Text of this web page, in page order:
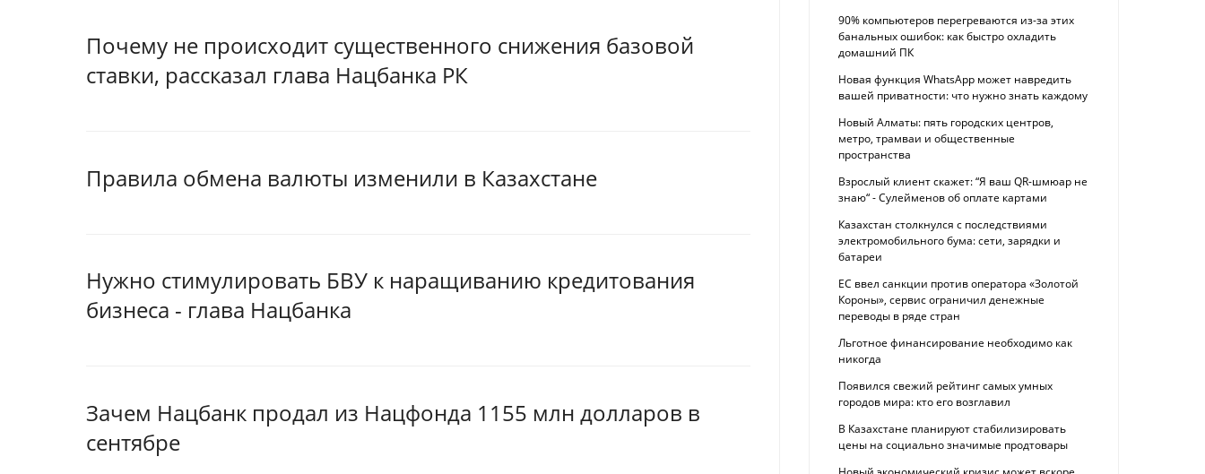
Почему не происходит существенного снижения базовой
ставки, рассказал глава Нацбанка РК
Правила обмена валюты изменили в Казахстане
Нужно стимулировать БВУ к наращиванию кредитования
бизнеса - глава Нацбанка
Зачем Нацбанк продал из Нацфонда 1155 млн долларов в
сентябре
90% компьютеров перегреваются из-за этих
банальных ошибок: как быстро охладить
домашний ПК
Новая функция WhatsApp может навредить
вашей приватности: что нужно знать каждому
Новый Алматы: пять городских центров,
метро, трамваи и общественные
пространства
Взрослый клиент скажет: “Я ваш QR-шмюар не
знаю“ - Сулейменов об оплате картами
Казахстан столкнулся с последствиями
электромобильного бума: сети, зарядки и
батареи
ЕС ввел санкции против оператора «Золотой
Короны», сервис ограничил денежные
переводы в ряде стран
Льготное финансирование необходимо как
никогда
Появился свежий рейтинг самых умных
городов мира: кто его возглавил
В Казахстане планируют стабилизировать
цены на социально значимые продтовары